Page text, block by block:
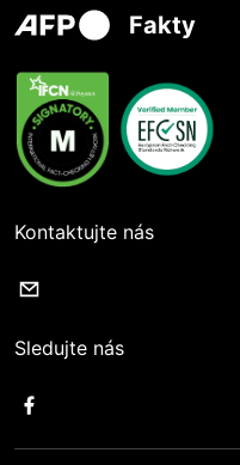
Fakty
Kontaktujte nás
Sledujte nás